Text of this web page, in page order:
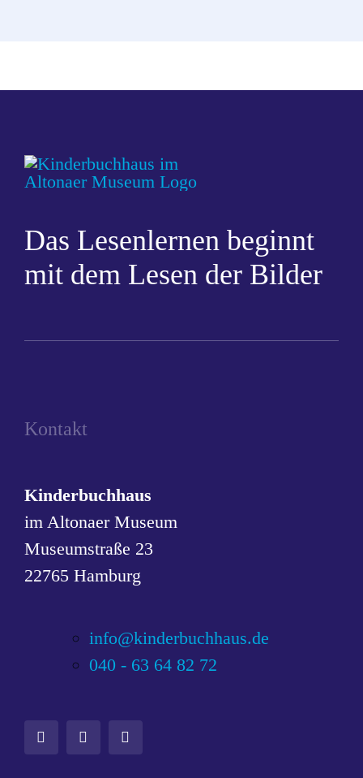
Das Lesenlernen beginnt
mit dem Lesen der Bilder
Kontakt
Kinderbuchhaus
im Altonaer Museum
Museumstraße 23
22765 Hamburg
info@kinderbuchhaus.de
040 - 63 64 82 72